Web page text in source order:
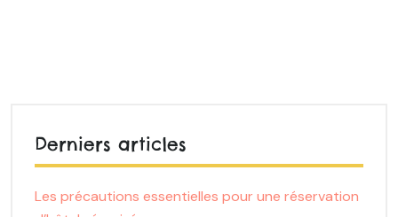
Derniers articles
Les précautions essentielles pour une réservation